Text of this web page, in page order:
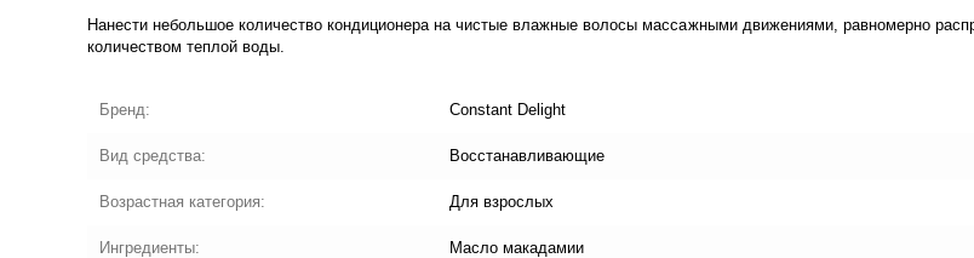
Нанести небольшое количество кондиционера на чистые влажные волосы массажными движениями, равномерно
количеством теплой воды.
Бренд: Constant Delight
Вид средства: Восстанавливающие
Возрастная категория: Для взрослых
Ингредиенты: Масло макадамии